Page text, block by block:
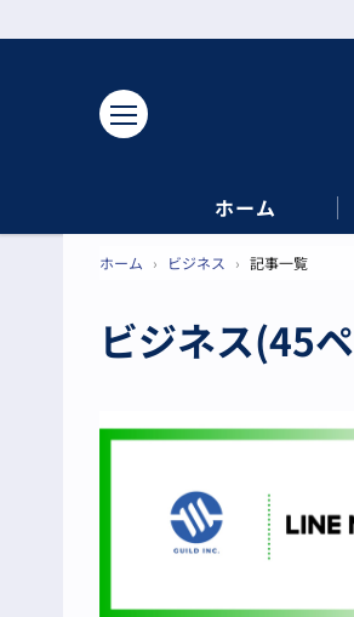
ホーム
ホーム › ビジネス › 記事一覧
ビジネス(45